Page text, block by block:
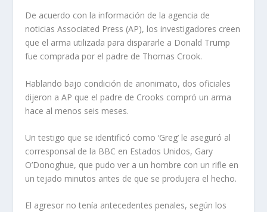
De acuerdo con la información de la agencia de
noticias Associated Press (AP), los investigadores creen
que el arma utilizada para dispararle a Donald Trump
fue comprada por el padre de Thomas Crook.
Hablando bajo condición de anonimato, dos oficiales
dijeron a AP que el padre de Crooks compró un arma
hace al menos seis meses.
Un testigo que se identificó como ‘Greg’ le aseguró al
corresponsal de la BBC en Estados Unidos, Gary
O’Donoghue, que pudo ver a un hombre con un rifle en
un tejado minutos antes de que se produjera el hecho.
El agresor no tenía antecedentes penales, según los